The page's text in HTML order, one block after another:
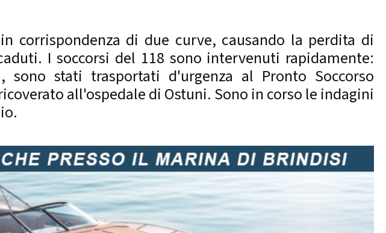
corrispondenza di due curve, causando la perdita di
I soccorsi del 118 sono intervenuti rapidamente:
stati trasportati d'urgenza al Pronto Soccorso
all'ospedale di Ostuni. Sono in corso le indagini